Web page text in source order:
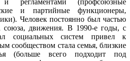
и партийные функционеры,
Человек постоянно был частью
союза, движения. В 1990-е годы, с
социальных систем привел к
сообществом стала семья, близкие
(больше всего подходит под